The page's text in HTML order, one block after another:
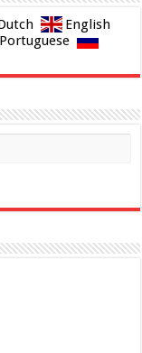
English
Portuguese